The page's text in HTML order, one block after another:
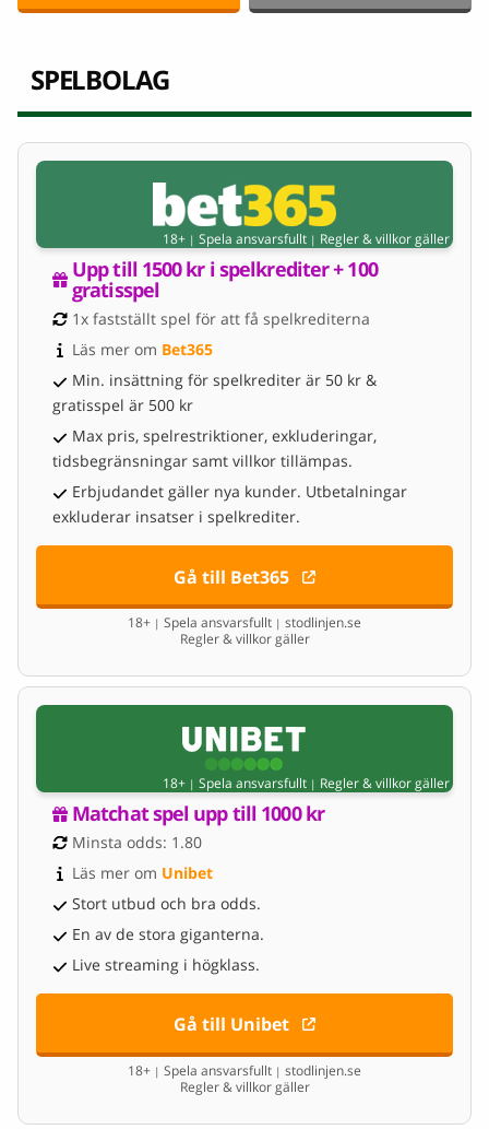
SPELBOLAG
18+ | Spela ansvarsfullt | Regler & villkor gäller
Upp till 1500 kr i spelkrediter + 100
gratisspel
1x fastställt spel för att få spelkrediterna
Läs mer om Bet365
Min. insättning för spelkrediter är 50 kr &
gratisspel är 500 kr
Max pris, spelrestriktioner, exkluderingar,
tidsbegränsningar samt villkor tillämpas.
Erbjudandet gäller nya kunder. Utbetalningar
exkluderar insatser i spelkrediter.
Gå till Bet365
18+ | Spela ansvarsfullt | stodlinjen.se
Regler & villkor gäller
18+ | Spela ansvarsfullt | Regler & villkor gäller
Matchat spel upp till 1000 kr
Minsta odds: 1.80
Läs mer om Unibet
Stort utbud och bra odds.
En av de stora giganterna.
Live streaming i högklass.
Gå till Unibet
18+ | Spela ansvarsfullt | stodlinjen.se
Regler & villkor gäller